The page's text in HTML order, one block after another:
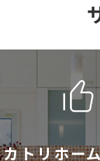
カトリホー